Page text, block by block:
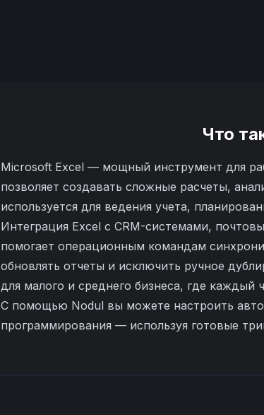
Что
Microsoft Excel — мощный инструмент для
позволяет создавать сложные расчеты,
используется для ведения учета,
Интеграция Excel с CRM-системами,
помогает операционным командам
обновлять отчеты и исключить ручное
для малого и среднего бизнеса, где каждый
С помощью Nodul вы можете настроить
программирования — используя готовые